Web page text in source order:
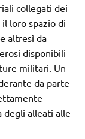
collegati dei
loro spazio di
altresì da
disponibili
militari. Un
da parte
degli alleati alle